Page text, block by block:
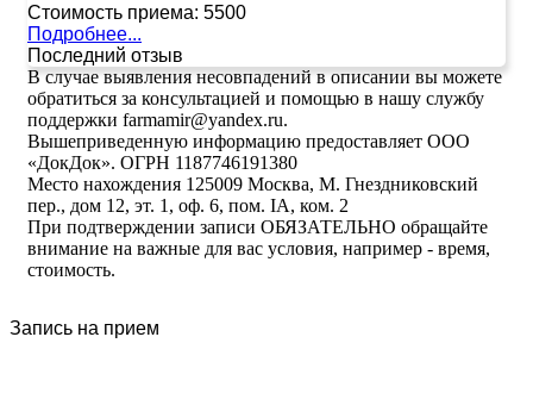
Стоимость приема: 5500
Подробнее...
Последний отзыв
В случае выявления несовпадений в описании вы можете
обратиться за консультацией и помощью в нашу службу
поддержки farmamir@yandex.ru.
Вышеприведенную информацию предоставляет ООО
«ДокДок». ОГРН 1187746191380
Место нахождения 125009 Москва, М. Гнездниковский
пер., дом 12, эт. 1, оф. 6, пом. IA, ком. 2
При подтверждении записи ОБЯЗАТЕЛЬНО обращайте
внимание на важные для вас условия, например - время,
стоимость.
Запись на прием